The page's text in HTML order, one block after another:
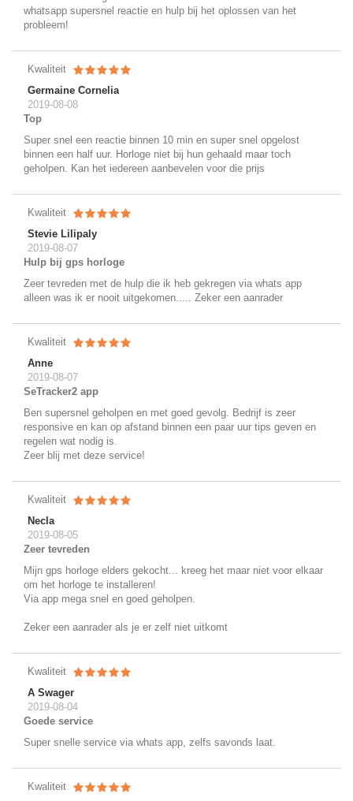
whatsapp supersnel reactie en hulp bij het oplossen van het
probleem!
Kwaliteit
Germaine Cornelia
2019-08-08
Top
Super snel een reactie binnen 10 min en super snel opgelost
binnen een half uur. Horloge niet bij hun gehaald maar toch
geholpen. Kan het iedereen aanbevelen voor die prijs
Kwaliteit
Stevie Lilipaly
2019-08-07
Hulp bij gps horloge
Zeer tevreden met de hulp die ik heb gekregen via whats app
alleen was ik er nooit uitgekomen..... Zeker een aanrader
Kwaliteit
Anne
2019-08-07
SeTracker2 app
Ben supersnel geholpen en met goed gevolg. Bedrijf is zeer
responsive en kan op afstand binnen een paar uur tips geven en
regelen wat nodig is.
Zeer blij met deze service!
Kwaliteit
Necla
2019-08-05
Zeer tevreden
Mijn gps horloge elders gekocht... kreeg het maar niet voor elkaar
om het horloge te installeren!
Via app mega snel en goed geholpen.
Zeker een aanrader als je er zelf niet uitkomt
Kwaliteit
A Swager
2019-08-04
Goede service
Super snelle service via whats app, zelfs savonds laat.
Kwaliteit